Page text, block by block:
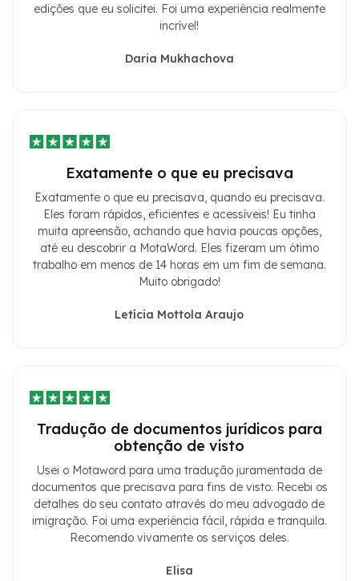
edições que eu solicitei. Foi uma experiência realmente
incrível!
Daria Mukhachova
Exatamente o que eu precisava
Exatamente o que eu precisava, quando eu precisava.
Eles foram rápidos, eficientes e acessíveis! Eu tinha
muita apreensão, achando que havia poucas opções,
até eu descobrir a MotaWord. Eles fizeram um ótimo
trabalho em menos de 14 horas em um fim de semana.
Muito obrigado!
Letícia Mottola Araujo
Tradução de documentos jurídicos para
obtenção de visto
Usei o Motaword para uma tradução juramentada de
documentos que precisava para fins de visto. Recebi os
detalhes do seu contato através do meu advogado de
imigração. Foi uma experiência fácil, rápida e tranquila.
Recomendo vivamente os serviços deles.
Elisa